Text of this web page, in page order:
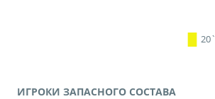
20`
ИГРОКИ ЗАПАСНОГО СОСТАВА